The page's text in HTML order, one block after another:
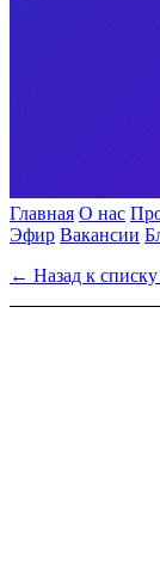
Главная О нас
Эфир Вакансии
← Назад к списку